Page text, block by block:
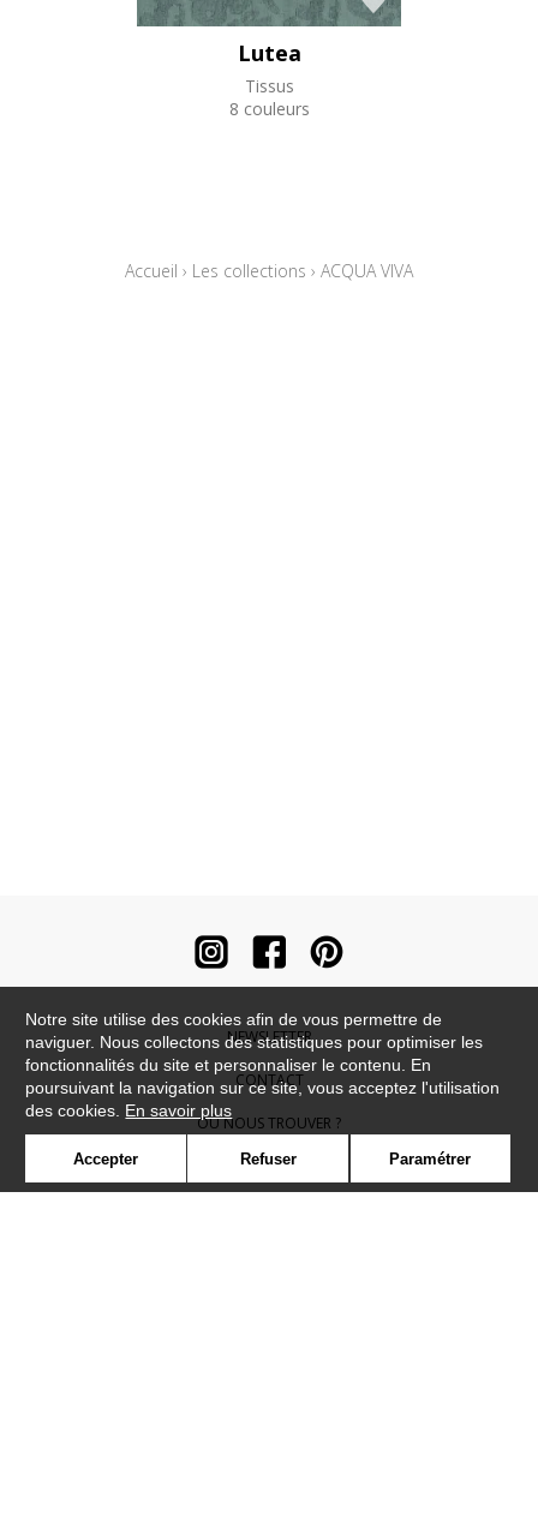
Lutea
Tissus
8 couleurs
Accueil › Les collections › ACQUA VIVA
NEWSLETTER
CONTACT
OÙ NOUS TROUVER ?
CONTRACT
Notre site utilise des cookies afin de vous permettre de
naviguer. Nous collectons des statistiques pour optimiser les
fonctionnalités du site et personnaliser le contenu. En
poursuivant la navigation sur ce site, vous acceptez l'utilisation
des cookies. En savoir plus
Accepter Refuser Paramétrer